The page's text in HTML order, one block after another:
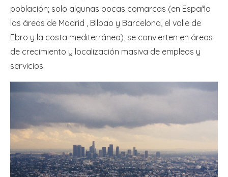
población; solo algunas pocas comarcas (en España
las áreas de Madrid , Bilbao y Barcelona, el valle de
Ebro y la costa mediterránea), se convierten en áreas
de crecimiento y localización masiva de empleos y
servicios.